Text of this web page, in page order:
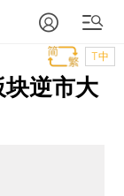
T中
逆市大